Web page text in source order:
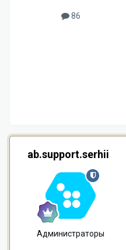
86
ab.support.serhii
Администраторы